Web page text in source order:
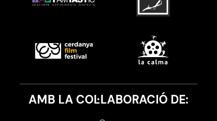
AMB LA COL·LABORACIÓ DE: